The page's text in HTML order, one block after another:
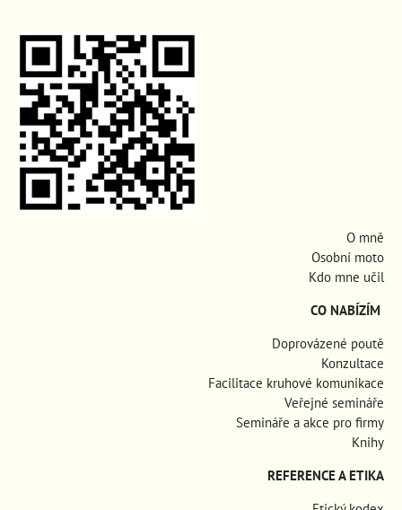
O mně
Osobní moto
Kdo mne učil
CO NABÍZÍM
Doprovázené poutě
Konzultace
Facilitace kruhové komunikace
Veřejné semináře
Semináře a akce pro firmy
Knihy
REFERENCE A ETIKA